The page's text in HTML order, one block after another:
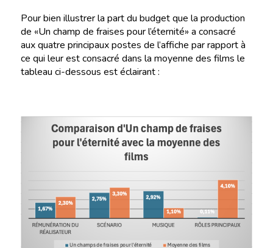
Pour bien illustrer la part du budget que la production
de «Un champ de fraises pour l’éternité» a consacré
aux quatre principaux postes de l’affiche par rapport à
ce qui leur est consacré dans la moyenne des films le
tableau ci-dessous est éclairant :